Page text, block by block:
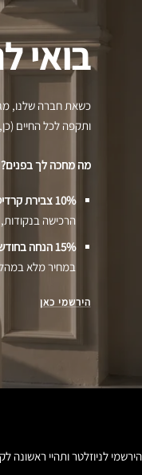
בואי
כשאת חברה שלנו,
ותקפה לכל החיים
מה מחכה לך בפנים?
10% צבירת קרדיט
הרכישה
15% הנחה בחודש יום ההולדת
במחיר מלא
הירשמי כאן
הירשמי לניוזלטר ותהיי ראשונה